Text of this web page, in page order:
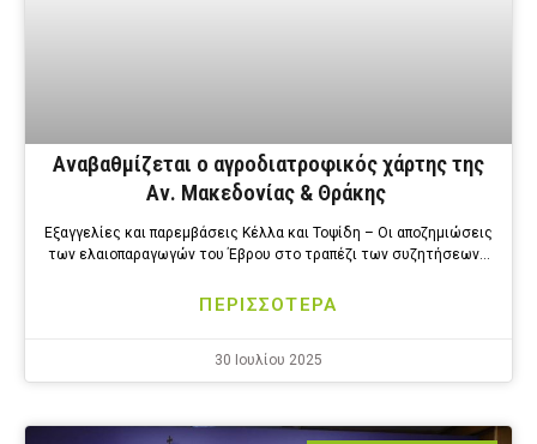
Αναβαθμίζεται ο αγροδιατροφικός χάρτης της
Αν. Μακεδονίας & Θράκης
Εξαγγελίες και παρεμβάσεις Κέλλα και Τοψίδη – Οι αποζημιώσεις
των ελαιοπαραγωγών του Έβρου στο τραπέζι των συζητήσεων…
ΠΕΡΙΣΣΟΤΕΡΑ
30 Ιουλίου 2025